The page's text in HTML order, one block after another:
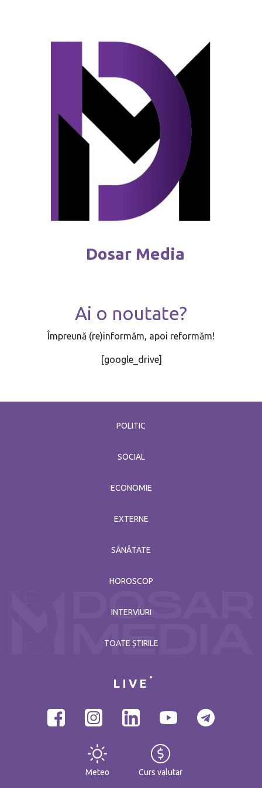
Consumatorii plătesc mai puțin pentru
gazele naturale
Dosar Media
Ai o noutate?
Împreună (re)informăm, apoi reformăm!
[google_drive]
POLITIC
SOCIAL
ECONOMIE
EXTERNE
SĂNĂTATE
HOROSCOP
INTERVIURI
TOATE ȘTIRILE
LIVE
Meteo Curs valutar